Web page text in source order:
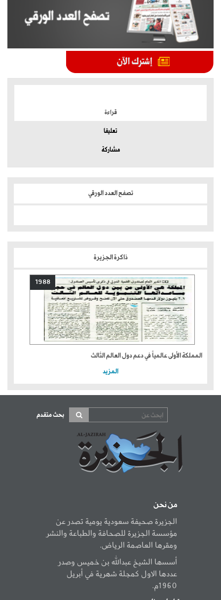
قراءة
تعليقا
مشاركة
تصفح العدد الورقي
ذاكرة الجزيرة
1988
المملكة الأولى عالمياً في دعم دول العالم الثالث
المزيد
بحث متقدم
من نحن
الجزيرة صحيفة سعودية يومية تصدر عن
مؤسسة الجزيرة للصحافة والطباعة والنشر
ومقرها العاصمة الرياض.
أسسها الشيخ عبدالله بن خميس وصدر
عددها الاول كمجلة شهرية في أبريل
1960م.